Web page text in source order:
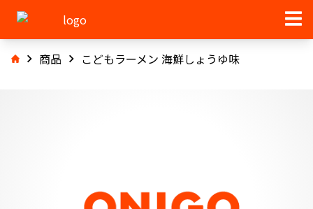
商品 こどもラーメン 海鮮しょうゆ味